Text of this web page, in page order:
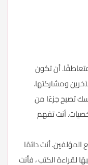
أن تكون
ومشاركتها.
تصبح جزءًا من
أنت تفهم
أنت دائمًا
لقراءة الكتب ، فأنت